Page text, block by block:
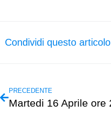
Condividi questo articolo
PRECEDENTE